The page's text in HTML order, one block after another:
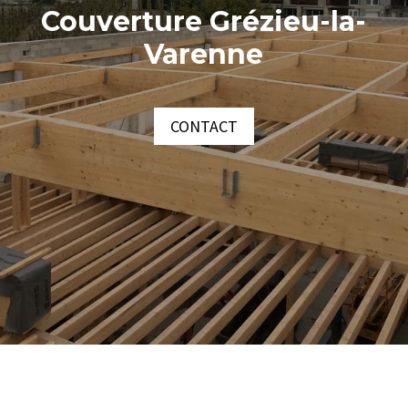
Couverture Grézieu-la-
Varenne
CONTACT